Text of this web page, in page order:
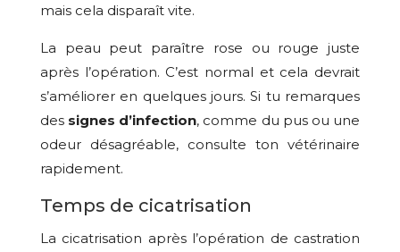
mais cela disparaît vite.
La peau peut paraître rose ou rouge juste
après l’opération. C’est normal et cela devrait
s’améliorer en quelques jours. Si tu remarques
des signes d’infection, comme du pus ou une
odeur désagréable, consulte ton vétérinaire
rapidement.
Temps de cicatrisation
La cicatrisation après l’opération de castration